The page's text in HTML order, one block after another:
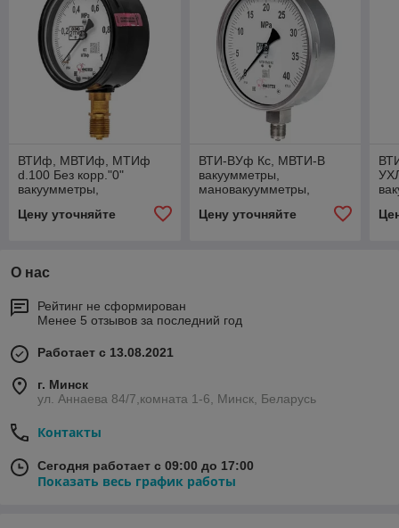
ВТИф, МВТИф, МТИф
d.100 Без корр."0"
вакуумметры,
манометры точных
Цену уточняйте
ВТИ-ВУф Кс, МВТИ-В
вакуумметры,
мановакуумметры,
измерений
Цену уточняйте
О нас
Рейтинг не сформирован
Менее 5 отзывов за последний год
Работает с 13.08.2021
г. Минск
ул. Аннаева 84/7,комната 1-6, Минск, Беларусь
Контакты
Сегодня работает с 09:00 до 17:00
Показать весь график работы